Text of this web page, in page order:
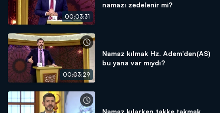
00:03:31
namazı zedelenir mi?
00:03:29
Namaz kılmak Hz. Adem'den(AS)
bu yana var mıydı?
Namaz kılarken takke takmak